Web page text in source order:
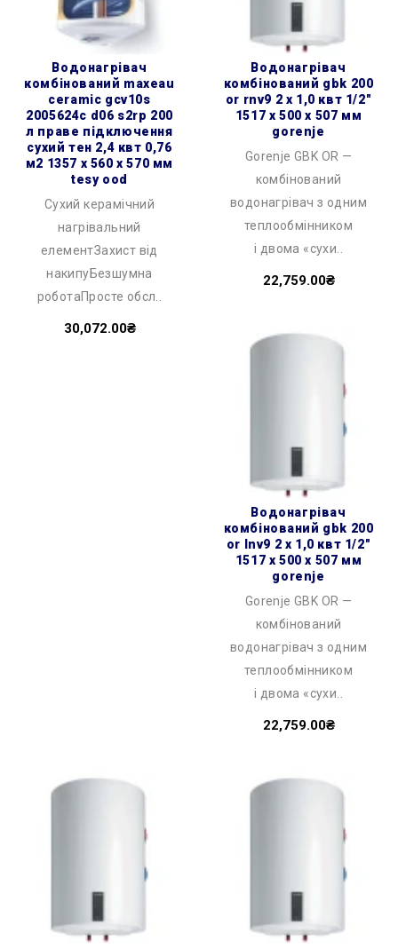
водонагрівач
комбінований maxeau
ceramic gcv10s
2005624c d06 s2rp 200
л праве підключення
сухий тен 2,4 квт 0,76
м2 1357 x 560 x 570 мм
tesy ood
Сухий керамічний
нагрівальний
елементЗахист від
накипуБезшумна
роботаПросте обсл..
30,072.00₴
водонагрівач
комбінований gbk 200
or rnv9 2 х 1,0 квт 1/2″
1517 x 500 x 507 мм
gorenje
Gorenje GBK OR —
комбінований
водонагрівач з одним
теплообмінником
і двома «сухи..
22,759.00₴
водонагрівач
комбінований gbk 200
or lnv9 2 х 1,0 квт 1/2″
1517 x 500 x 507 мм
gorenje
Gorenje GBK OR —
комбінований
водонагрівач з одним
теплообмінником
і двома «сухи..
22,759.00₴